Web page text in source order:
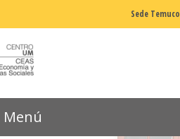
Sede Temuco
Menú